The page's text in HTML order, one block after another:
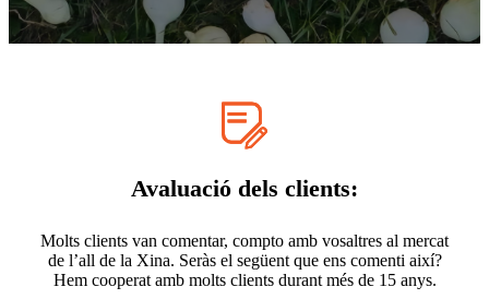
Avaluació dels clients:
Molts clients van comentar, compto amb vosaltres al mercat
de l’all de la Xina. Seràs el següent que ens comenti així?
Hem cooperat amb molts clients durant més de 15 anys.